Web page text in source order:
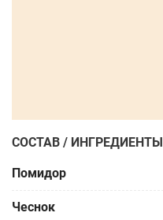
СОСТАВ / ИНГРЕДИЕНТЫ
Помидор
Чеснок